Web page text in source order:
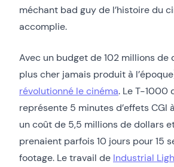
méchant bad guy de l’histoire du
accomplie.
Avec un budget de 102 millions de
plus cher jamais produit à
révolutionné le cinéma. Le T-1000
représente 5 minutes d’effets CGI
un coût de 5,5 millions de dollars
prenaient parfois 10 jours pour 15
footage. Le travail de Industrial